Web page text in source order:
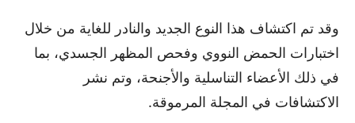
وقد تم اكتشاف هذا النوع الجديد والنادر للغاية من خلال
اختبارات الحمض النووي وفحص المظهر الجسدي، بما
في ذلك الأعضاء التناسلية والأجنحة، وتم نشر
الاكتشافات في المجلة المرموقة.